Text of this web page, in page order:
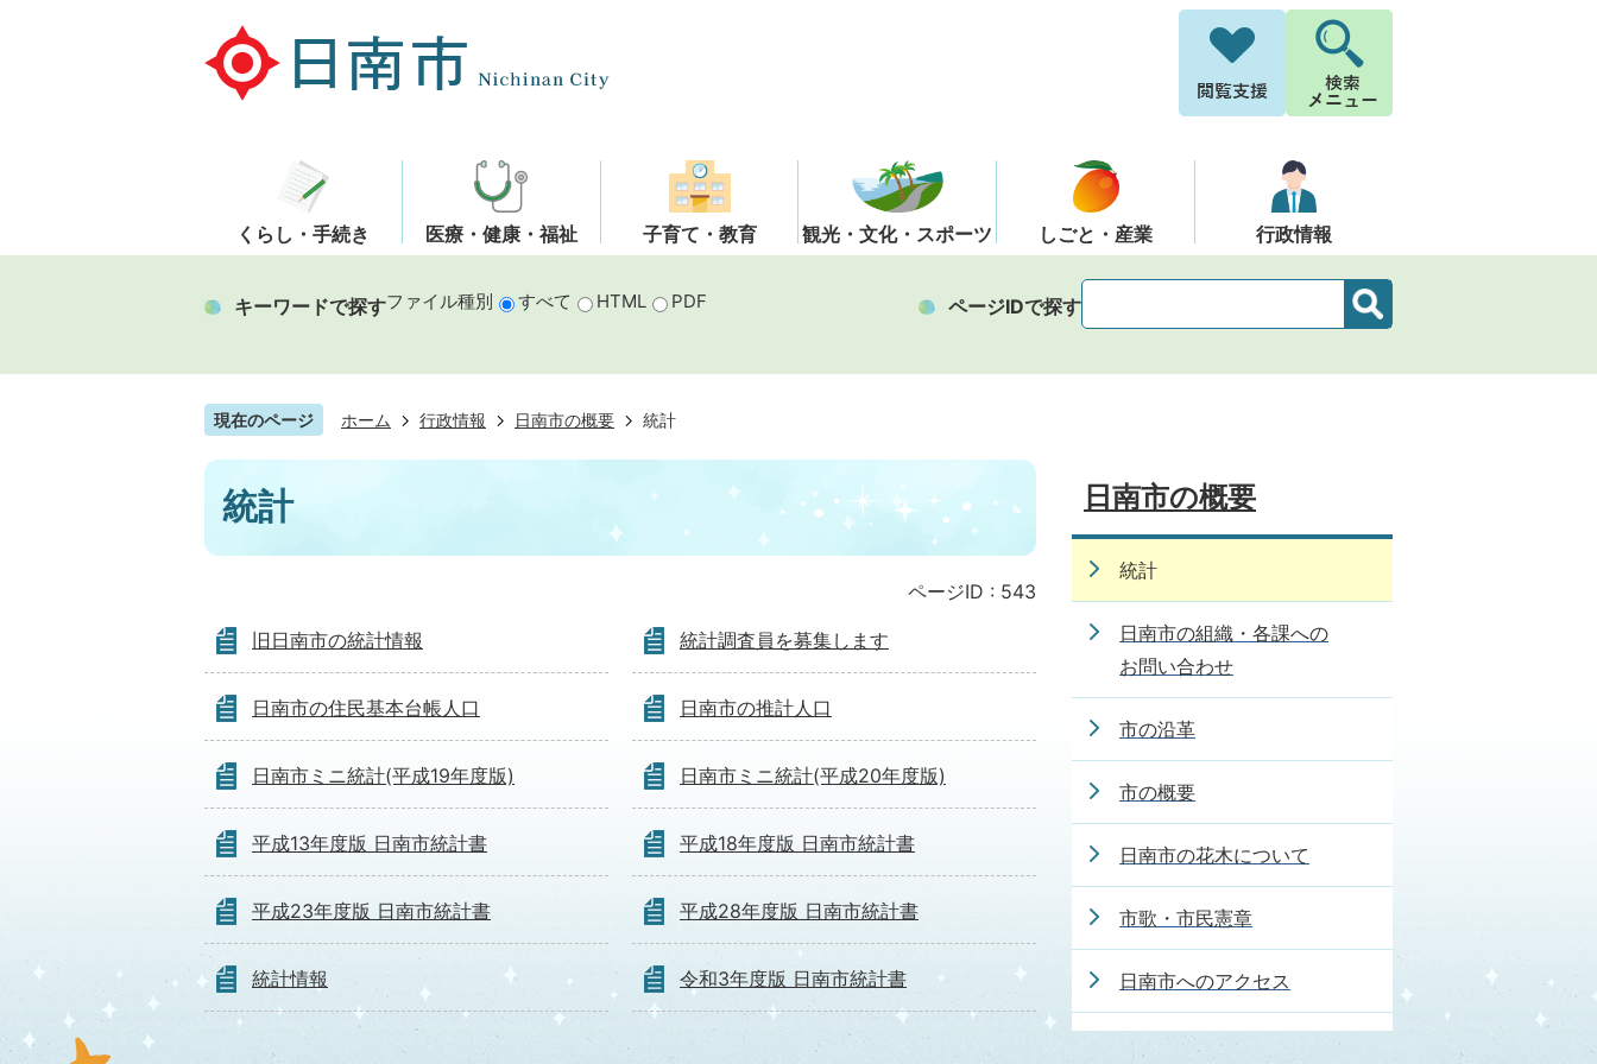
くらし・手続き 医療・健康・福祉 子育て・教育 観光・文化・スポーツ しごと・産業 行政情報
キーワードで探すファイル種別 すべて HTML PDF ページIDで探す
現在のページ ホーム 行政情報 日南市の概要 統計
統計
ページID : 543
旧日南市の統計情報 統計調査員を募集します
日南市の住民基本台帳人口 日南市の推計人口
日南市ミニ統計(平成19年度版) 日南市ミニ統計(平成20年度版)
平成13年度版 日南市統計書 平成18年度版 日南市統計書
平成23年度版 日南市統計書 平成28年度版 日南市統計書
統計情報 令和3年度版 日南市統計書
日南市の概要
統計
日南市の組織・各課への
お問い合わせ
市の沿革
市の概要
日南市の花木について
市歌・市民憲章
日南市へのアクセス